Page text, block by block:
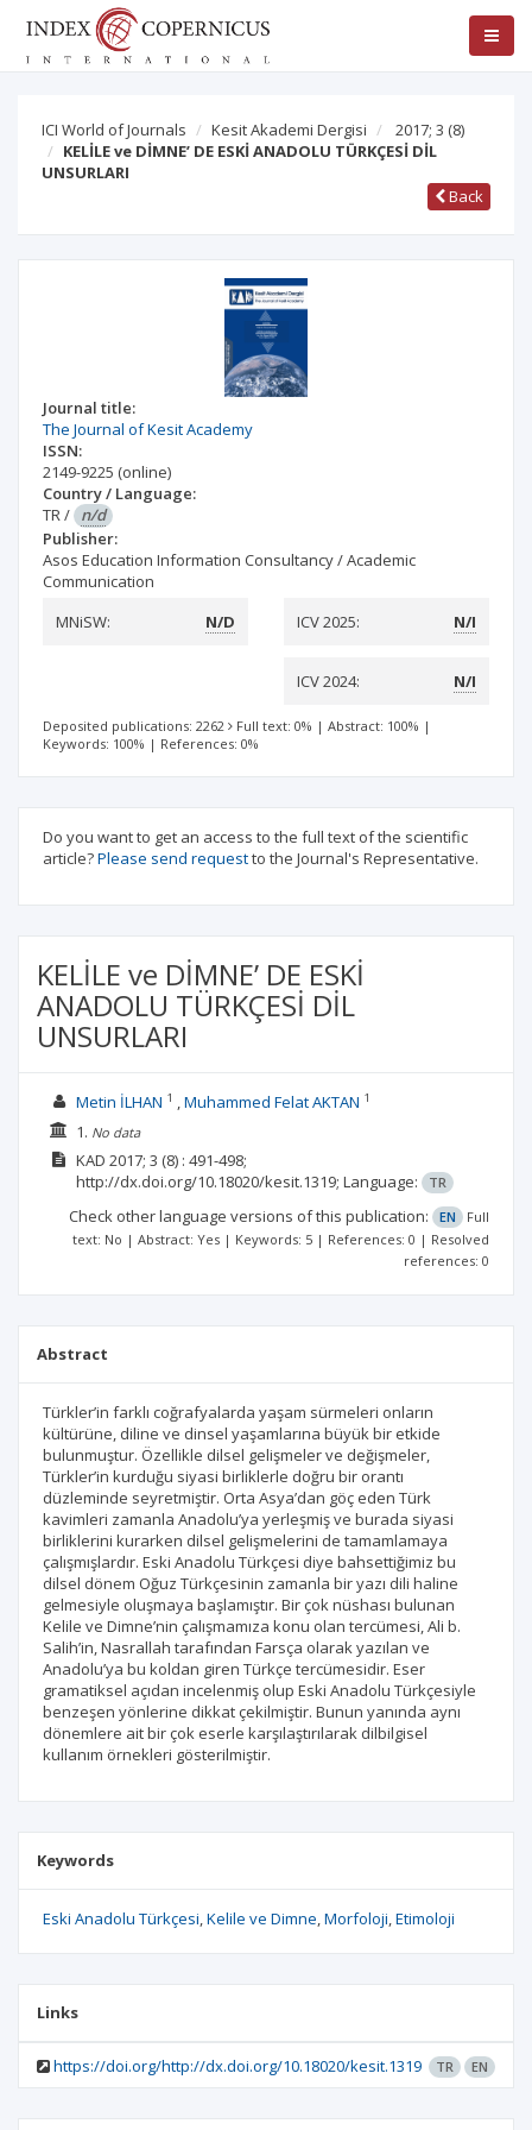
ICI World of Journals Kesit Akademi Dergisi 2017; 3 (8)
KELİLE ve DİMNE’ DE ESKİ ANADOLU TÜRKÇESİ DİL
UNSURLARI
Back
Journal title:
The Journal of Kesit Academy
ISSN:
2149-9225 (online)
Country / Language:
TR/ n/d
Publisher:
Asos Education Information Consultancy / Academic
Communication
MNiSW:
N/D ICV 2025: N/I
ICV 2024: N/I
Deposited publications: 2262 Full text: 0% | Abstract: 100% |
Keywords: 100% | References: 0%
Do you want to get an access to the full text of the scientific
article?Please send requestto the Journal's Representative.
KELİLE ve DİMNE’ DE ESKİ
ANADOLU TÜRKÇESİ DİL
UNSURLARI
Metin İLHAN 1 Muhammed Felat AKTAN 1
1. No data
KAD 2017; 3 (8) : 491-498;
http://dx.doi.org/10.18020/kesit.1319; Language: TR
Check other language versions of this publication: EN
Full
text: No | Abstract: Yes | Keywords: 5 | References: 0 | Resolved
references: 0
Abstract
Türkler’in farklı coğrafyalarda yaşam sürmeleri onların
kültürüne, diline ve dinsel yaşamlarına büyük bir etkide
bulunmuştur. Özellikle dilsel gelişmeler ve değişmeler,
Türkler’in kurduğu siyasi birliklerle doğru bir orantı
düzleminde seyretmiştir. Orta Asya’dan göç eden Türk
kavimleri zamanla Anadolu’ya yerleşmiş ve burada siyasi
birliklerini kurarken dilsel gelişmelerini de tamamlamaya
çalışmışlardır. Eski Anadolu Türkçesi diye bahsettiğimiz bu
dilsel dönem Oğuz Türkçesinin zamanla bir yazı dili haline
gelmesiyle oluşmaya başlamıştır. Bir çok nüshası bulunan
Kelile ve Dimne’nin çalışmamıza konu olan tercümesi, Ali b.
Salih’in, Nasrallah tarafından Farsça olarak yazılan ve
Anadolu’ya bu koldan giren Türkçe tercümesidir. Eser
gramatiksel açıdan incelenmiş olup Eski Anadolu Türkçesiyle
benzeşen yönlerine dikkat çekilmiştir. Bunun yanında aynı
dönemlere ait bir çok eserle karşılaştırılarak dilbilgisel
kullanım örnekleri gösterilmiştir.
Keywords
Eski Anadolu Türkçesi Kelile ve Dimne Morfoloji Etimoloji
Links
https://doi.org/http://dx.doi.org/10.18020/kesit.1319 TR EN